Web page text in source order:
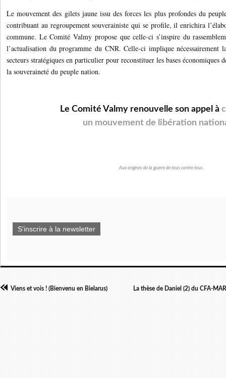
Le mouvement des gilets jaune issu des forces les plus profondes du
contribuant au regroupement souverainiste qui se profile, il enrichira
commune. Le Comité Valmy propose que celle-ci s’inspire du
l’actualisation du programme du CNR. Celle-ci implique nécessairement
secteurs stratégiques en particulier pour reconstituer les bases économiques
la souveraineté du peuple nation.
Le Comité Valmy renouvelle son appel à
un mouvement de libération
Aux origines de la guerre de tous contre tous.
S'inscrire à la newsletter
Viens et vois ! (Bienvenu en Bielarus) La thèse de Daniel (2) du CFA-